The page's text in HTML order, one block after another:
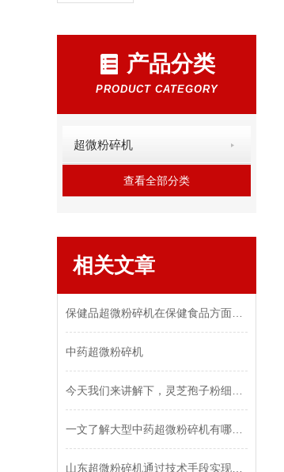
产品分类
PRODUCT CATEGORY
超微粉碎机
查看全部分类
相关文章
中药超微粉碎机